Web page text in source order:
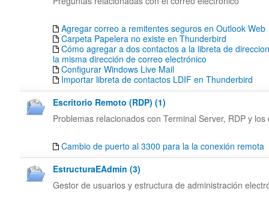
Agregar correo a remitentes seguros en Outlook Web
Carpeta Papelera no existe en Thunderbird
Cómo agregar a dos contactos a la libreta de
la misma dirección de correo electrónico
Configurar Windows Live Mail
Importar libreta de contactos LDIF en Thunderbird
Escritorio Remoto (RDP) (1)
Problemas relacionados con Terminal Server, RDP y los
Cambio de puerto al 3300 para la la conexión remota
EstructuraEAdmin (3)
Gestor de usuarios y estructura de administración